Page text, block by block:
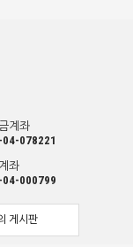
계좌
078221
좌
04-000799
게시판